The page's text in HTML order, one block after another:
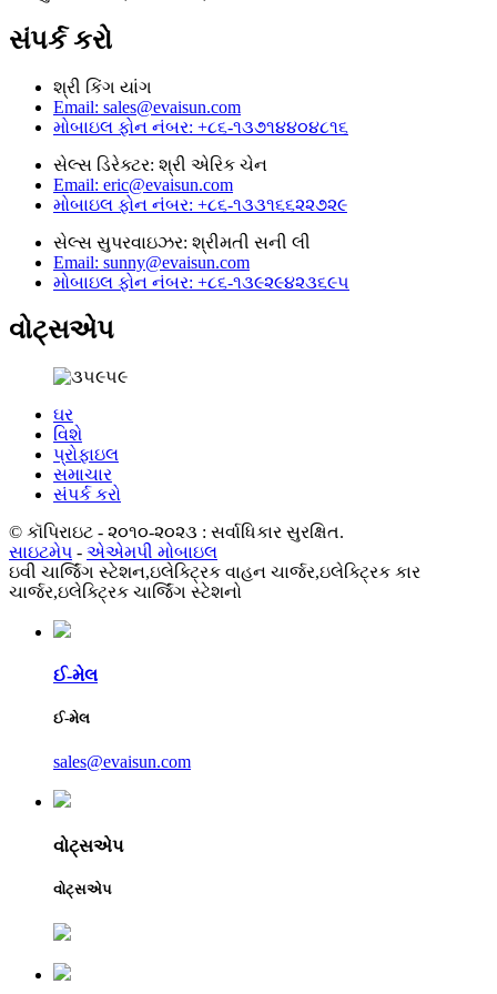
સંપર્ક કરો
શ્રી કિંગ યાંગ
Email: sales@evaisun.com
મોબાઇલ ફોન નંબર: +૮૬-૧૩૭૧૪૪૦૪૮૧૬
સેલ્સ ડિરેક્ટર: શ્રી એરિક ચેન
Email: eric@evaisun.com
મોબાઇલ ફોન નંબર: +૮૬-૧૩૩૧૬૬૨૨૭૨૯
સેલ્સ સુપરવાઇઝર: શ્રીમતી સની લી
Email: sunny@evaisun.com
મોબાઇલ ફોન નંબર: +૮૬-૧૩૯૨૯૪૨૩૬૯૫
વોટ્સએપ
ઘર
વિશે
પ્રોફાઇલ
સમાચાર
સંપર્ક કરો
© કૉપિરાઇટ - ૨૦૧૦-૨૦૨૩ : સર્વાધિકાર સુરક્ષિત.
સાઇટમેપ - એએમપી મોબાઇલ
ઇવી ચાર્જિંગ સ્ટેશન,ઇલેક્ટ્રિક વાહન ચાર્જર,ઇલેક્ટ્રિક કાર
ચાર્જર,ઇલેક્ટ્રિક ચાર્જિંગ સ્ટેશનો
ઈ-મેલ
ઈ-મેલ
sales@evaisun.com
વોટ્સએપ
વોટ્સએપ